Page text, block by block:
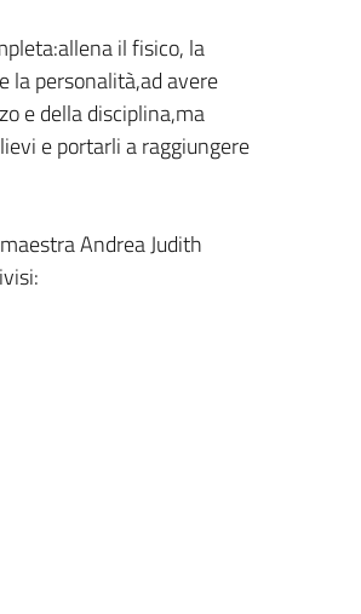
il fisico, la
la personalità,ad avere
e della disciplina,ma
e portarli a raggiungere
Andrea Judith